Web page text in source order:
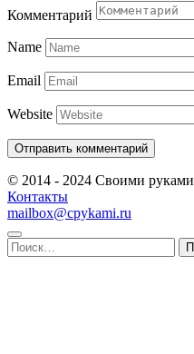
Комментарий
Name
Email
Website
© 2014 - 2024 Своими руками
Контакты
mailbox@cpykami.ru
Найти: